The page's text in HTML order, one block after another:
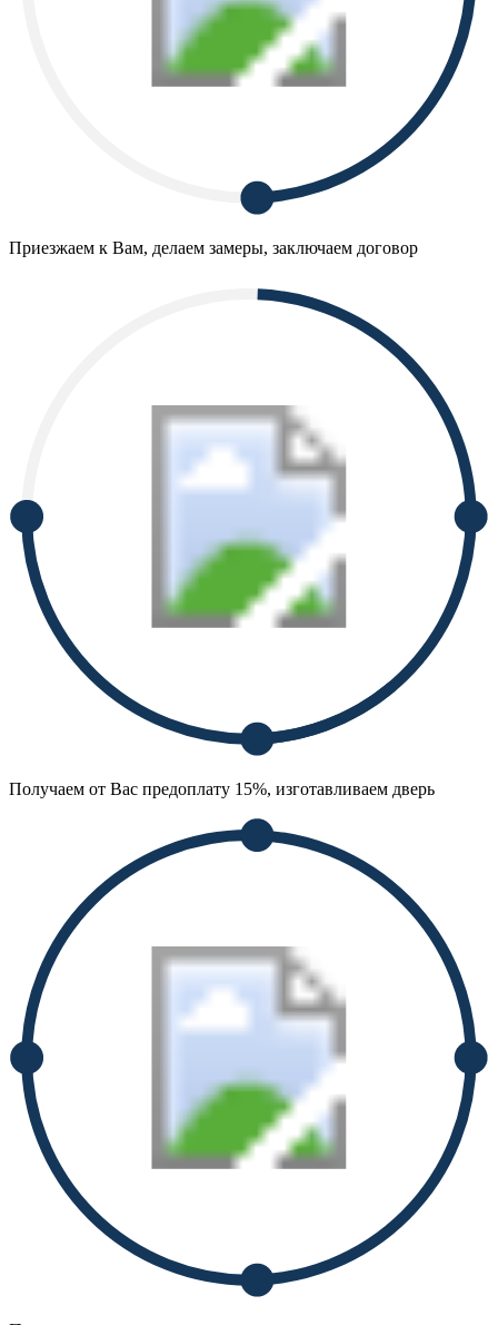
Приезжаем к Вам, делаем замеры, заключаем договор
Получаем от Вас предоплату 15%, изготавливаем дверь